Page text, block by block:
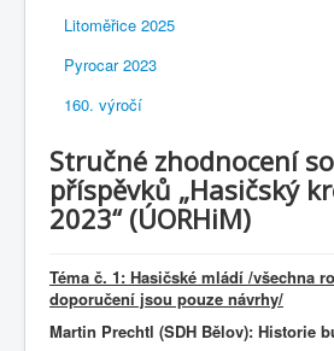
Litoměřice 2025
Pyrocar 2023
160. výročí
Stručné zhodnocení
příspěvků „Hasičský
2023“ (ÚORHiM)
Téma č. 1: Hasičské mládí /všechna
doporučení jsou pouze návrhy/
Martin Prechtl (SDH Bělov): Historie